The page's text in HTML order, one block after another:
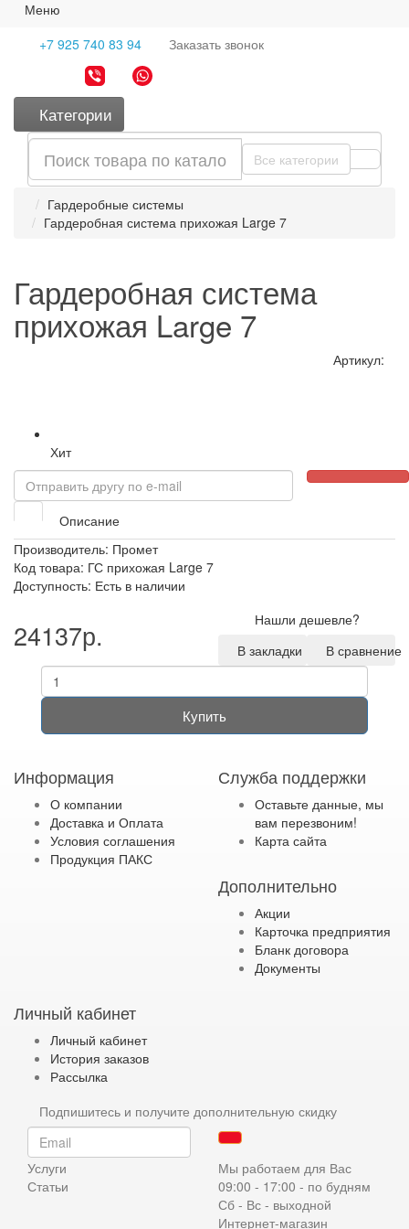
Меню
+7 925 740 83 94
Заказать звонок
Категории
Все категории
Гардеробные системы
Гардеробная система прихожая Large 7
Гардеробная система
прихожая Large 7
Артикул:
Хит
Описание
Производитель: Промет
Код товара: ГС прихожая Large 7
Доступность: Есть в наличии
24137р.
Нашли дешевле?
В закладки
В сравнение
Купить
Информация
О компании
Доставка и Оплата
Условия соглашения
Продукция ПАКС
Служба поддержки
Оставьте данные, мы
вам перезвоним!
Карта сайта
Дополнительно
Акции
Карточка предприятия
Бланк договора
Документы
Личный кабинет
Личный кабинет
История заказов
Рассылка
Подпишитесь и получите дополнительную скидку
Услуги
Статьи
Мы работаем для Вас
09:00 - 17:00 - по будням
Сб - Вс - выходной
Интернет-магазин